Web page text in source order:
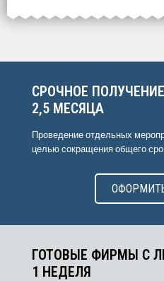
СРОЧНОЕ
2,5 МЕСЯЦА
Проведение отдельных
целью сокращения общего
ГОТОВЫЕ ФИРМЫ С
1 НЕДЕЛЯ